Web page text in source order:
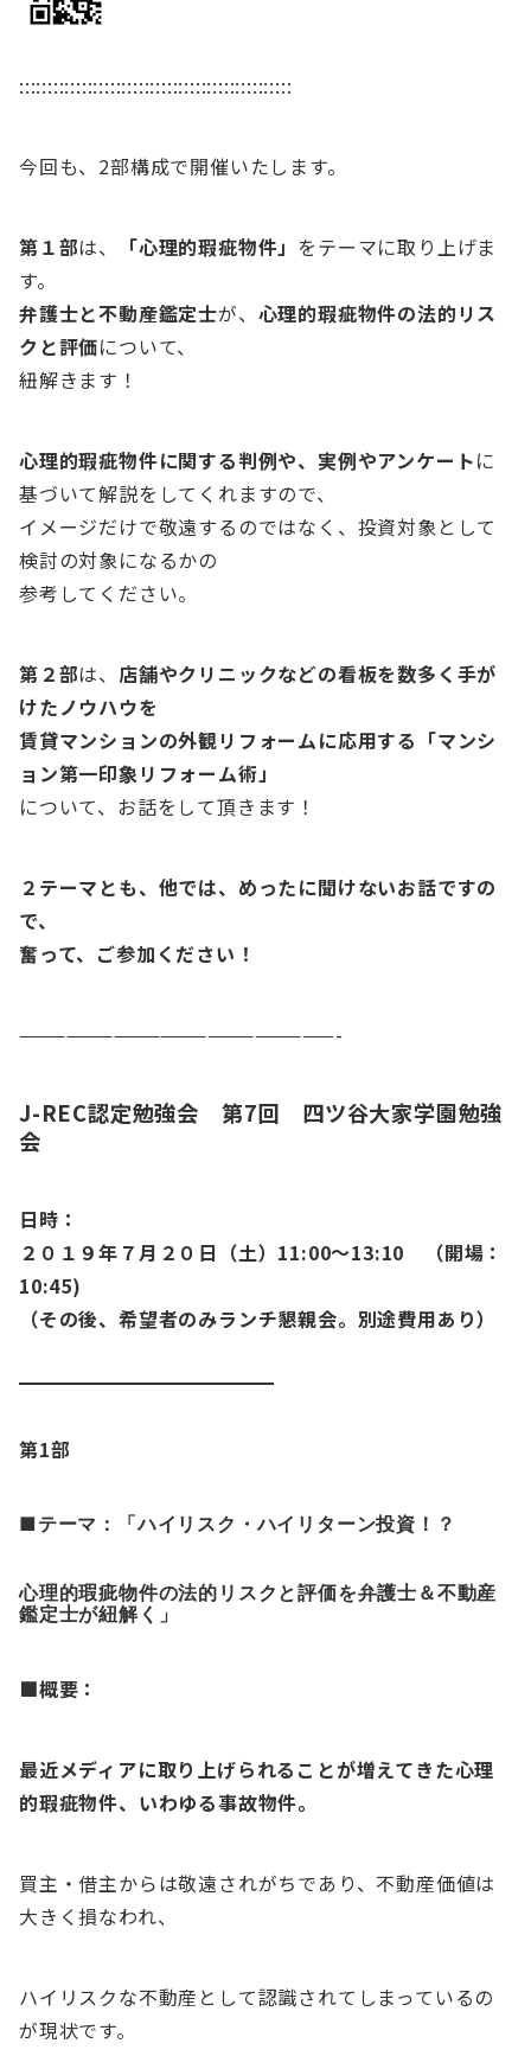
::::::::::::::::::::::::::::::::::::::::::::::::
今回も、2部構成で開催いたします。
第１部は、 「心理的瑕疵物件」 をテーマに取り上げま
す。
弁護士と不動産鑑定士が、 心理的瑕疵物件の法的リス
クと評価について、
紐解きます！
心理的瑕疵物件に関する判例や、実例やアンケートに
基づいて解説をしてくれますので、
イメージだけで敬遠するのではなく、投資対象として
検討の対象になるかの
参考してください。
第２部は、 店舗やクリニックなどの看板を数多く手が
けたノウハウを
賃貸マンションの外観リフォームに応用する「マンシ
ョン第一印象リフォーム術」
について、お話をして頂きます！
２テーマとも、他では、めったに聞けないお話ですの
で、
奮って、ご参加ください！
————————————————————-
J-REC認定勉強会 第7回 四ツ谷大家学園勉強
会
日時：
２０１９年７月２０日（土）11:00～13:10 （開場：
10:45)
（その後、希望者のみランチ懇親会。別途費用あり）
第1部
■テーマ： 「ハイリスク・ハイリターン投資！？
心理的瑕疵物件の法的リスクと評価を弁護士＆不動産
鑑定士が紐解く」
■概要：
最近メディアに取り上げられることが増えてきた心理
的瑕疵物件、いわゆる事故物件。
買主・借主からは敬遠されがちであり、不動産価値は
大きく損なわれ、
ハイリスクな不動産として認識されてしまっているの
が現状です。